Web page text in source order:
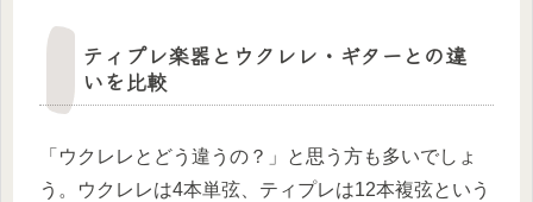
ティプレ楽器とウクレレ・ギターとの違
いを比較
「ウクレレとどう違うの？」と思う方も多いでしょ
う。ウクレレは4本単弦、ティプレは12本複弦という